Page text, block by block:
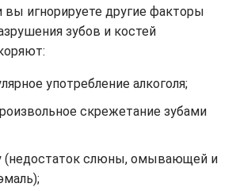
вы игнорируете другие факторы
зубов и костей
употребление алкоголя;
скрежетание зубами
(недостаток слюны, омывающей и